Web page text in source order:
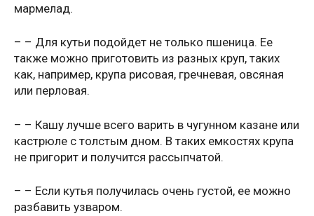
мармелад.
– – Для кутьи подойдет не только пшеница. Ее
также можно приготовить из разных круп, таких
как, например, крупа рисовая, гречневая, овсяная
или перловая.
– – Кашу лучше всего варить в чугунном казане или
кастрюле с толстым дном. В таких емкостях крупа
не пригорит и получится рассыпчатой.
– – Если кутья получилась очень густой, ее можно
разбавить узваром.